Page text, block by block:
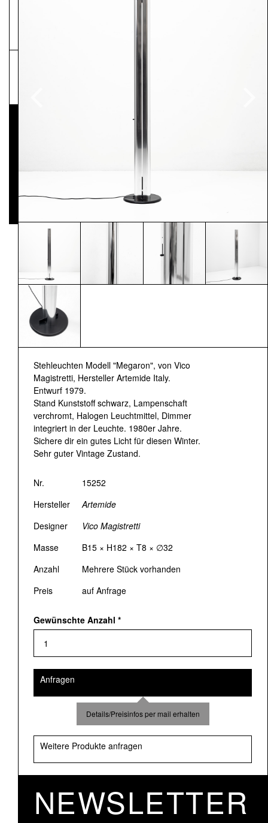
Stehleuchten Modell "Megaron", von Vico
Magistretti, Hersteller Artemide Italy.
Entwurf 1979.
Stand Kunststoff schwarz, Lampenschaft
verchromt, Halogen Leuchtmittel, Dimmer
integriert in der Leuchte. 1980er Jahre.
Sichere dir ein gutes Licht für diesen Winter.
Sehr guter Vintage Zustand.
Nr.
15252
Hersteller
Artemide
Designer
Vico Magistretti
Masse
B15 × H182 × T8 × ∅32
Anzahl
Mehrere Stück vorhanden
Preis
auf Anfrage
Gewünschte Anzahl *
Anfragen
Details/Preisinfos per mail erhalten
Weitere Produkte anfragen
NEWSLETTER
Pressematerial